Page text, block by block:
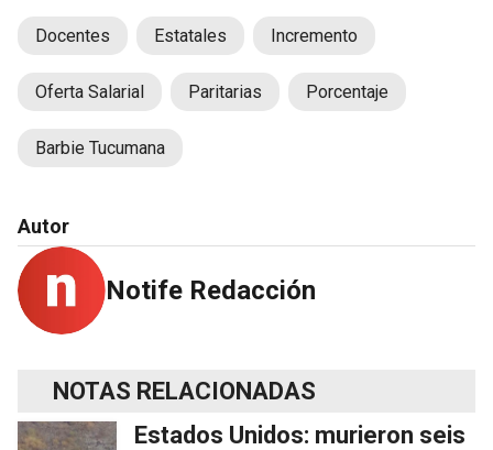
Docentes Estatales Incremento
Oferta Salarial Paritarias Porcentaje
Barbie Tucumana
Autor
Notife Redacción
NOTAS RELACIONADAS
Estados Unidos: murieron seis